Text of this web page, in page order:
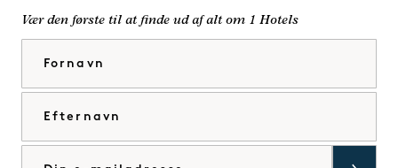
Vær den første til at finde ud af alt om 1 Hotels